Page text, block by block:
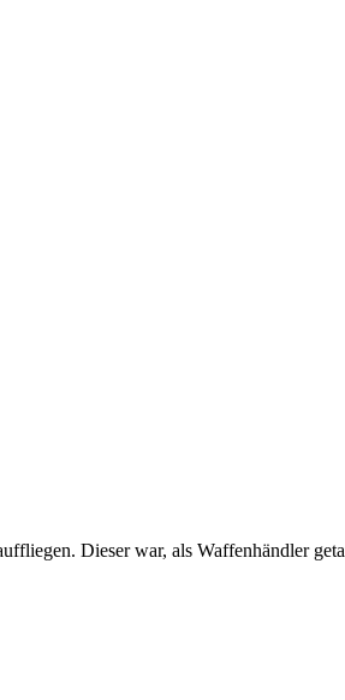
Dieser war, als Waffenhändler